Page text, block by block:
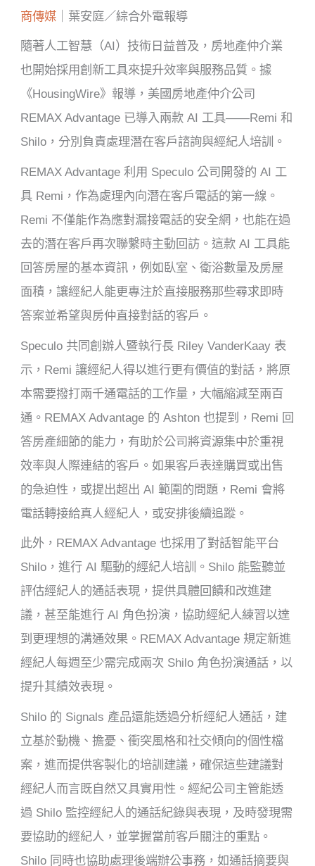
商傳媒 ｜葉安庭／綜合外電報導
隨著人工智慧（AI）技術日益普及，房地產仲介業
也開始採用創新工具來提升效率與服務品質。據
《HousingWire》報導，美國房地產仲介公司
REMAX Advantage 已導入兩款 AI 工具——Remi 和
Shilo，分別負責處理潛在客戶諮詢與經紀人培訓。
REMAX Advantage 利用 Speculo 公司開發的 AI 工
具 Remi，作為處理內向潛在客戶電話的第一線。
Remi 不僅能作為應對漏接電話的安全網，也能在過
去的潛在客戶再次聯繫時主動回訪。這款 AI 工具能
回答房屋的基本資訊，例如臥室、衛浴數量及房屋
面積，讓經紀人能更專注於直接服務那些尋求即時
答案並希望與房仲直接對話的客戶。
Speculo 共同創辦人暨執行長 Riley VanderKaay 表
示，Remi 讓經紀人得以進行更有價值的對話，將原
本需要撥打兩千通電話的工作量，大幅縮減至兩百
通。REMAX Advantage 的 Ashton 也提到，Remi 回
答房產細節的能力，有助於公司將資源集中於重視
效率與人際連結的客戶。如果客戶表達購買或出售
的急迫性，或提出超出 AI 範圍的問題，Remi 會將
電話轉接給真人經紀人，或安排後續追蹤。
此外，REMAX Advantage 也採用了對話智能平台
Shilo，進行 AI 驅動的經紀人培訓。Shilo 能監聽並
評估經紀人的通話表現，提供具體回饋和改進建
議，甚至能進行 AI 角色扮演，協助經紀人練習以達
到更理想的溝通效果。REMAX Advantage 規定新進
經紀人每週至少需完成兩次 Shilo 角色扮演通話，以
提升其績效表現。
Shilo 的 Signals 產品還能透過分析經紀人通話，建
立基於動機、擔憂、衝突風格和社交傾向的個性檔
案，進而提供客製化的培訓建議，確保這些建議對
經紀人而言既自然又具實用性。經紀公司主管能透
過 Shilo 監控經紀人的通話紀錄與表現，及時發現需
要協助的經紀人，並掌握當前客戶關注的重點。
Shilo 同時也協助處理後端辦公事務，如通話摘要與